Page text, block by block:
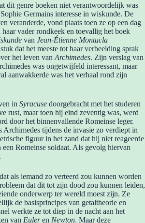
dit genre boeken niet verantwoordelijk was
Germains interesse in wiskunde. De
veranderde, vond plaats toen ze op een dag
vader rondkeek en toevallig het boek
van Jean-Étienne Montucla
dat het meeste tot haar verbeelding sprak
het leven van Archimedes. Zijn verslag van
was ongetwijfeld interessant, maar
aanwakkerde was het verhaal rond zijn
in Syracuse doorgebracht met het studeren
rust, maar toen hij eind zeventig was, werd
door het binnenvallende Romeinse leger.
Archimedes tijdens de invasie zo verdiept in
figuur in het zand dat hij niet reageerde
Romeinse soldaat. Als gevolg hiervan
als iemand zo verteerd zou kunnen worden
dat dit tot zijn dood zou kunnen leiden,
onderwerp ter wereld moest zijn. Ze
de basisprincipes van getaltheorie en
werkte ze tot diep in de nacht aan het
van Euleren Newton. Maar deze